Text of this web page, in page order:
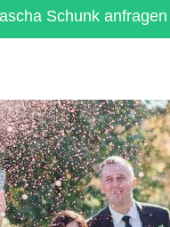
Schunk anfragen